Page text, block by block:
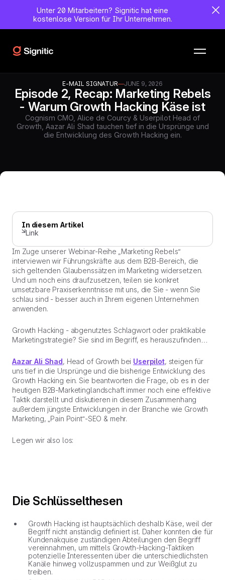
Unter 20 Mitarbeitern? Signitic hat eine
kostenlose Version für Ihr Unternehmen.
E-MAIL SIGNATUR—JUNE 9, 2026
Episode 2, Recap: Marketing Rebels
- Warum Growth Hacking Käse ist
Cognism CMO, Alice de Courcy & Userpilot Head of
Growth, Aazar Ali Shad tauchen tief in die Ursprünge und
die Entwicklung des Growth Hacking ein.
In diesem Artikel
Link
Im Zuge unserer Webinar-Reihe „Marketing Rebels“
interviewen wir Führungskräfte aus dem B2B-Bereich, die
sich geltenden Glaubenssätzen im Marketing widersetzen.
Und um noch eins draufzusetzen, teilen sie konkret
umsetzbare Praxiserkenntnisse mit uns, die Sie - wenn Sie
schlau sind - besser auch in Ihrem eigenen Unternehmen
anwenden.
Growth Hacking - abgenutztes Schlagwort oder praktikable
Marketingstrategie? Sie sind im Begriff, es herauszufinden…
Aazar Ali Shad, Head of Growth bei Userpilot, steigen für
uns tief in die Ursprünge und die bisherige Entwicklung des
Growth Hacking ein. Sie beantworten die Frage, ob es in der
heutigen B2B-Marketinglandschaft immer noch eine effektive
Taktik darstellt und diskutieren in diesem Zusammenhang
außerdem jüngste Entwicklungen in der Branche wie Growth
Marketing, „Pain Point“-SEO & mehr.
Legen wir also los:
Die Schlüsselthesen
Growth Hacking ist hauptsächlich deshalb Käse, weil der
Begriff nicht anständig definiert ist. Daher konnten die für
Kundenakquise zuständigen Abteilungen den Begriff
vereinnahmen, um mittels Growth-Hacking-Taktiken
potenzielle Interessenten über die unterschiedlichsten
Kanäle hinweg vollzuspammen und zur Weißglut zu
treiben.